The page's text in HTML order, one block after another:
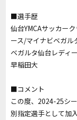
■選手歴
仙台YMCAサッカー
ース/マイナビベガル
ベガルタ仙台レディ
早稲田大
■コメント
この度、2024-25シ
別指定選手として加